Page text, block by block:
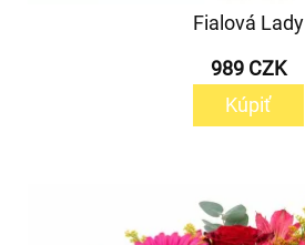
Fialová Lady
989 CZK
Kúpiť